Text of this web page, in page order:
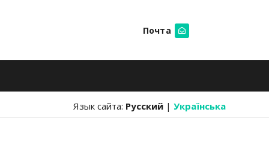
Почта
Язык сайта: Русский | Українська